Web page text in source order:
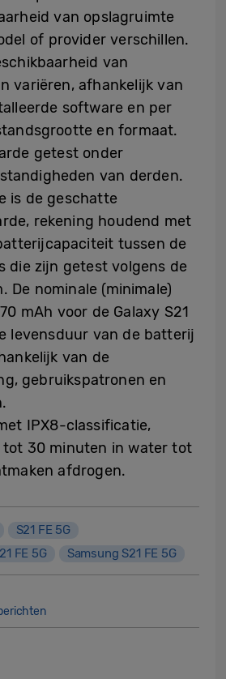
van opslagruimte
of provider verschillen.
van
variëren, afhankelijk van
software en per
en formaat.
getest onder
van derden.
is de geschatte
rekening houdend met
tussen de
die zijn getest volgens de
De nominale (minimale)
mAh voor de Galaxy S21
levensduur van de batterij
van de
gebruikspatronen en
IPX8-classificatie,
30 minuten in water tot
afdrogen.
S21 FE 5G
FE 5G
Samsung S21 FE 5G